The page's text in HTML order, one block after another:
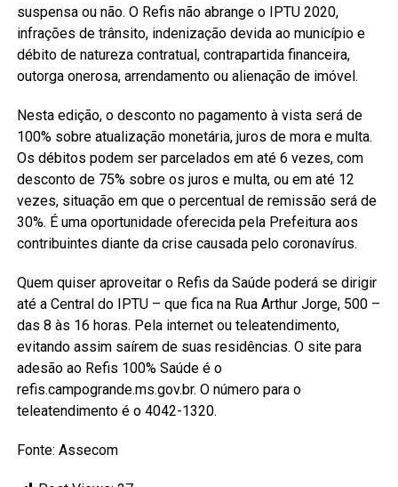
suspensa ou não. O Refis não abrange o IPTU 2020,
infrações de trânsito, indenização devida ao município e
débito de natureza contratual, contrapartida financeira,
outorga onerosa, arrendamento ou alienação de imóvel.
Nesta edição, o desconto no pagamento à vista será de
100% sobre atualização monetária, juros de mora e multa.
Os débitos podem ser parcelados em até 6 vezes, com
desconto de 75% sobre os juros e multa, ou em até 12
vezes, situação em que o percentual de remissão será de
30%. É uma oportunidade oferecida pela Prefeitura aos
contribuintes diante da crise causada pelo coronavírus.
Quem quiser aproveitar o Refis da Saúde poderá se dirigir
até a Central do IPTU – que fica na Rua Arthur Jorge, 500 –
das 8 às 16 horas. Pela internet ou teleatendimento,
evitando assim saírem de suas residências. O site para
adesão ao Refis 100% Saúde é o
refis.campogrande.ms.gov.br. O número para o
teleatendimento é o 4042-1320.
Fonte: Assecom